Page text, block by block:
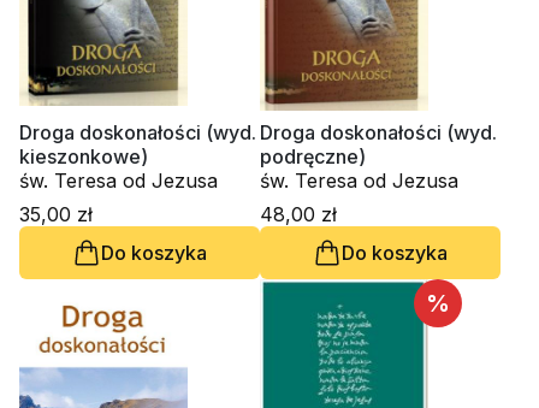
Droga doskonałości (wyd.
kieszonkowe)
św. Teresa od Jezusa
35,00 zł
Do koszyka
Droga doskonałości (wyd.
podręczne)
św. Teresa od Jezusa
48,00 zł
Do koszyka
%